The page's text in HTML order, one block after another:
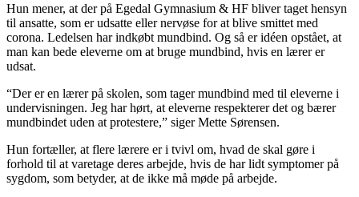
Hun mener, at der på Egedal Gymnasium & HF bliver taget hensyn
til ansatte, som er udsatte eller nervøse for at blive smittet med
corona. Ledelsen har indkøbt mundbind. Og så er idéen opstået, at
man kan bede eleverne om at bruge mundbind, hvis en lærer er
udsat.
“Der er en lærer på skolen, som tager mundbind med til eleverne i
undervisningen. Jeg har hørt, at eleverne respekterer det og bærer
mundbindet uden at protestere,” siger Mette Sørensen.
Hun fortæller, at flere lærere er i tvivl om, hvad de skal gøre i
forhold til at varetage deres arbejde, hvis de har lidt symptomer på
sygdom, som betyder, at de ikke må møde på arbejde.